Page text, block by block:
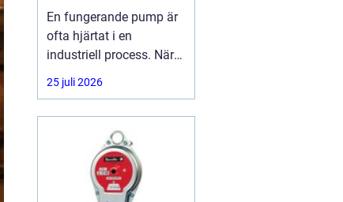
industrin
En fungerande pump är
ofta hjärtat i en
industriell process. När
flödet stannar, stannar
produktionen. Därför har
pumpservice
25 juli 2026